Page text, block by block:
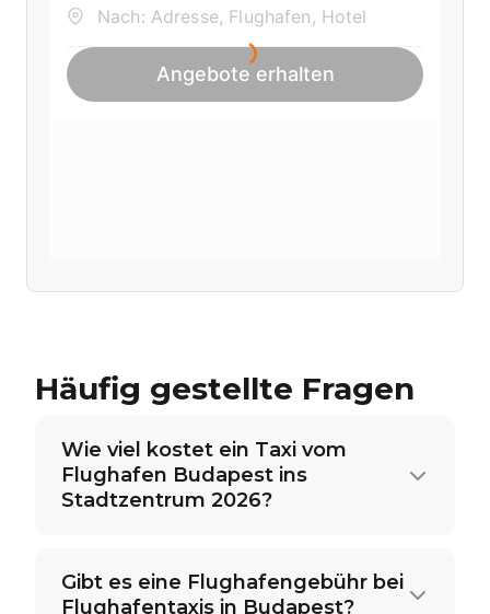
Häufig gestellte Fragen
Wie viel kostet ein Taxi vom
Flughafen Budapest ins
Stadtzentrum 2026?
Gibt es eine Flughafengebühr bei
Flughafentaxis in Budapest?